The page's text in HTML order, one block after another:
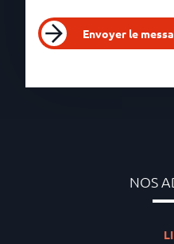
Envoyer le
NOS